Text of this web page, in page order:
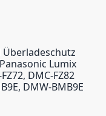
Überladeschutz
Lumix
DMC-FZ82
DMW-BMB9E